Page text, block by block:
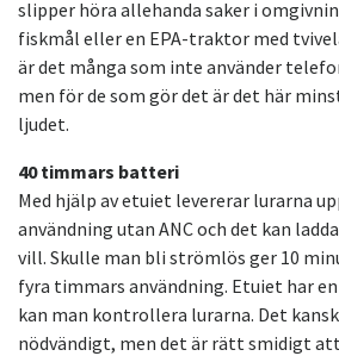
slipper höra allehanda saker i
fiskmål eller en EPA-traktor med
är det många som inte använder
men för de som gör det är det här
ljudet.
40 timmars batteri
Med hjälp av etuiet levererar lurarna
användning utan ANC och det kan
vill. Skulle man bli strömlös ger 10
fyra timmars användning. Etuiet har
kan man kontrollera lurarna. Det
nödvändigt, men det är rätt smidigt